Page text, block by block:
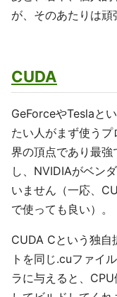
が、そのあたりは頑
CUDA
GeForceやTeslaと
たい人がまず使う
界の頂点であり最
し、NVIDIAがベン
いません（一応、
で使っても良い）。
CUDA Cという独自
トを同じ.cuファイ
ラに与えると、